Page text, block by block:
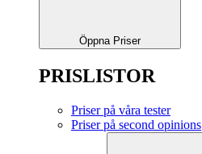
Öppna Priser
PRISLISTOR
Priser på våra tester
Priser på second opinions